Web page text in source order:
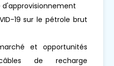
d'approvisionnement
19 sur le pétrole brut
et opportunités
de recharge